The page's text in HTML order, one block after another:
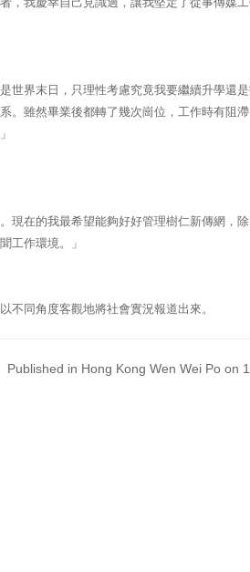
世界末日，只理性考慮究竟我要繼續升學還
雖然畢業後都轉了幾次崗位，工作時有阻
現在的我最希望能夠好好管理樹仁新傳網，
工作環境。」
不同角度客觀地將社會實況報道出來。
Published in Hong Kong Wen Wei Po on